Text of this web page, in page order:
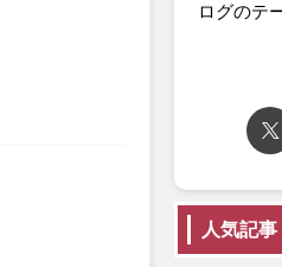
ログのテ
人気記事